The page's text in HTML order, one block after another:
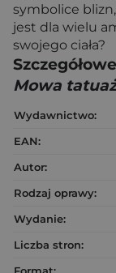
symbolice
jest dla wielu
swojego ciała?
Mowa
Wydawnictwo:
EAN:
Autor:
Rodzaj oprawy:
Wydanie:
Liczba stron: